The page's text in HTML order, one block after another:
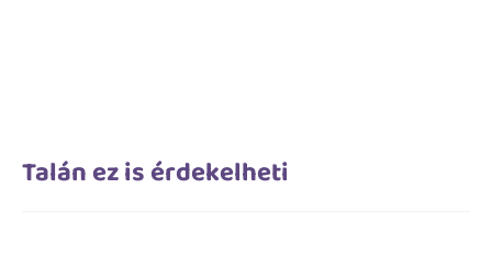
Talán ez is érdekelheti